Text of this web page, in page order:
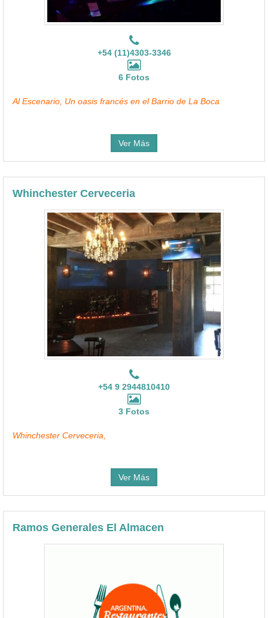
+54 (11)4303-3346
6 Fotos
Al Escenario, Un oasis francés en el Barrio de La Boca
Ver Más
Whinchester Cerveceria
+54 9 2944810410
3 Fotos
Whinchester Cerveceria,
Ver Más
Ramos Generales El Almacen